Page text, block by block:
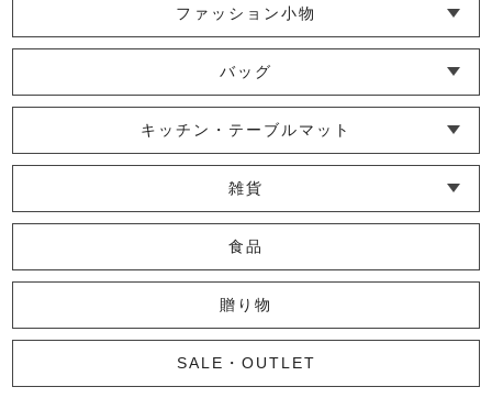
ファッション小物
└ ショール・ストール
└ マスク
└ 靴下・アームカバー
バッグ
└ ポシェット・ショルダーバッグ
└ トートバッグ
└ 巾着バッグ
キッチン・テーブルマット
└ 蚊帳のふきん
└ かっぽう着・エプロン
└ その他キッチン小物
└ コースター
└ ランチョンマット・プレースマット
└ テーブルランナー・テーブルセンター
雑貨
└ その他小物
└ タオル・ハンカチ
└ ポーチ
└ インテリア
食品
贈り物
SALE・OUTLET